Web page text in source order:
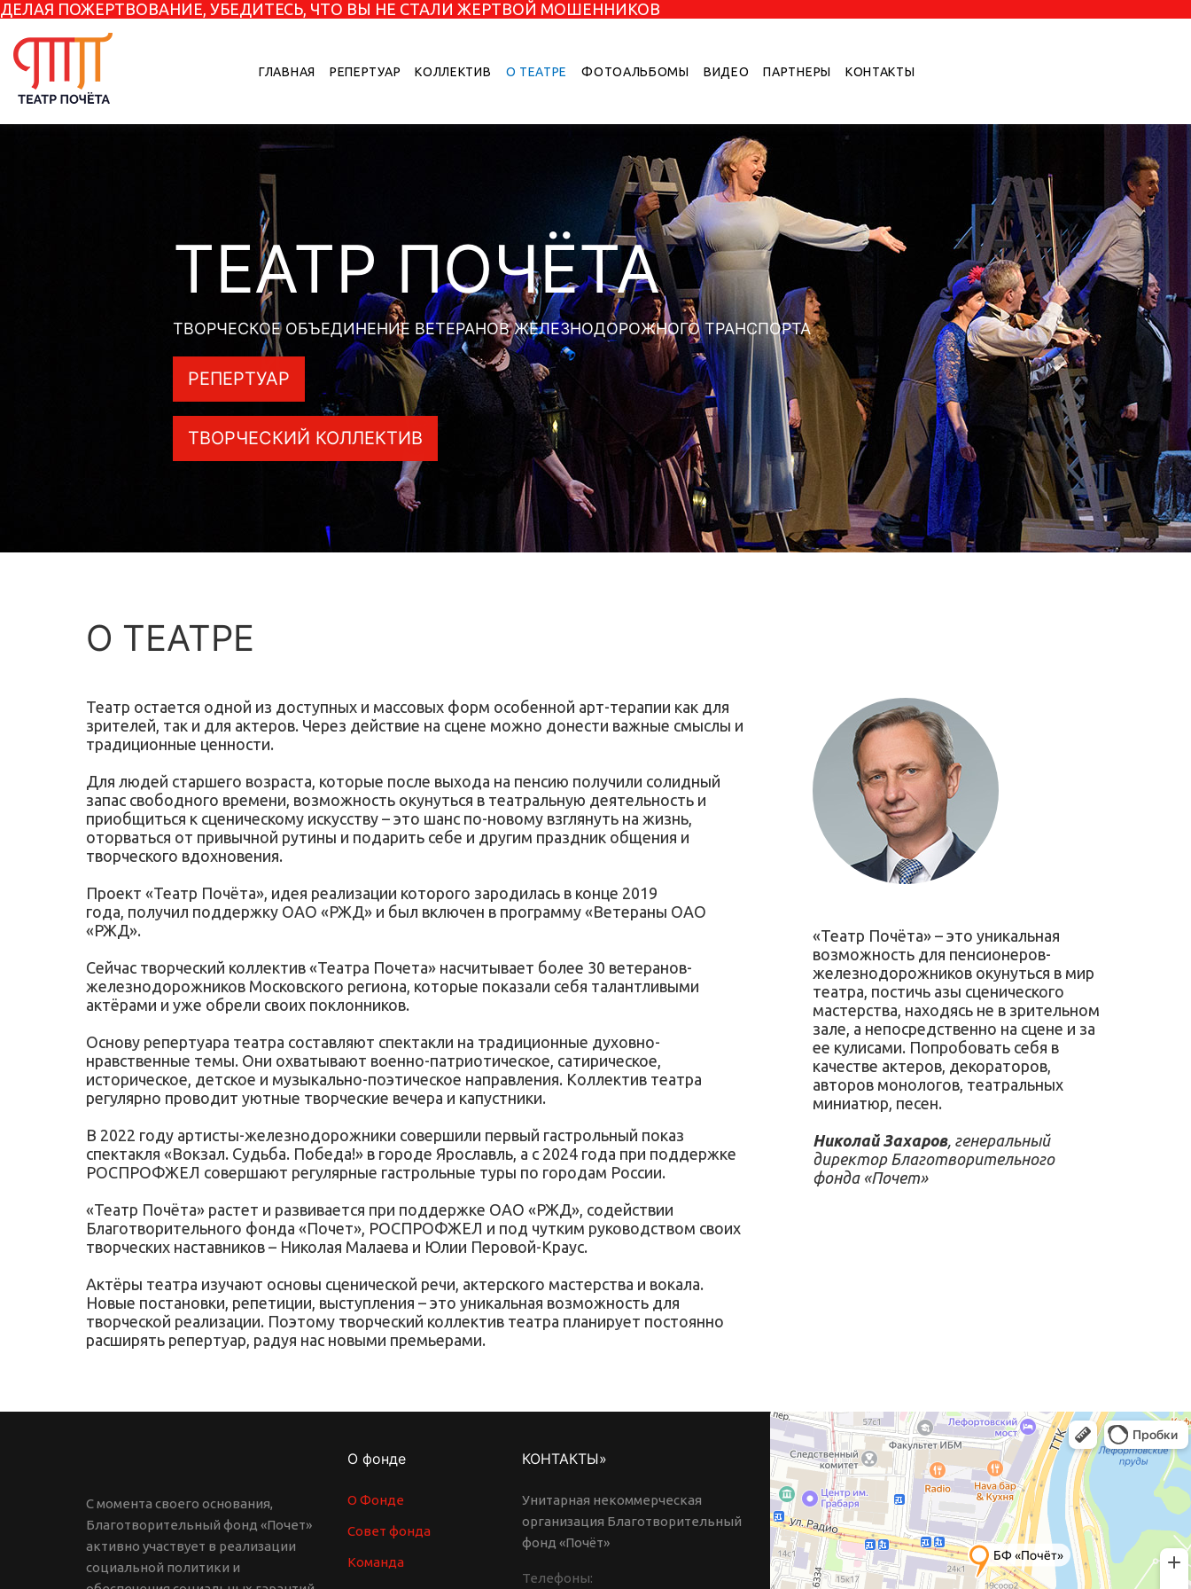
ДЕЛАЯ ПОЖЕРТВОВАНИЕ, УБЕДИТЕСЬ, ЧТО ВЫ НЕ СТАЛИ ЖЕРТВОЙ МОШЕННИКОВ
ГЛАВНАЯ РЕПЕРТУАР КОЛЛЕКТИВ О ТЕАТРЕ ФОТОАЛЬБОМЫ ВИДЕО ПАРТНЕРЫ КОНТАКТЫ
ТЕАТР ПОЧЁТА
ТВОРЧЕСКОЕ ОБЪЕДИНЕНИЕ ВЕТЕРАНОВ ЖЕЛЕЗНОДОРОЖНОГО ТРАНСПОРТА
РЕПЕРТУАР
ТВОРЧЕСКИЙ КОЛЛЕКТИВ
О ТЕАТРЕ
Театр остается одной из доступных и массовых форм особенной арт-терапии как для
зрителей, так и для актеров. Через действие на сцене можно донести важные смыслы и
традиционные ценности.
Для людей старшего возраста, которые после выхода на пенсию получили солидный
запас свободного времени, возможность окунуться в театральную деятельность и
приобщиться к сценическому искусству – это шанс по-новому взглянуть на жизнь,
оторваться от привычной рутины и подарить себе и другим праздник общения и
творческого вдохновения.
Проект «Театр Почёта», идея реализации которого зародилась в конце 2019
года, получил поддержку ОАО «РЖД» и был включен в программу «Ветераны ОАО
«РЖД».
Сейчас творческий коллектив «Театра Почета» насчитывает более 30 ветеранов-
железнодорожников Московского региона, которые показали себя талантливыми
актёрами и уже обрели своих поклонников.
Основу репертуара театра составляют спектакли на традиционные духовно-
нравственные темы. Они охватывают военно-патриотическое, сатирическое,
историческое, детское и музыкально-поэтическое направления. Коллектив театра
регулярно проводит уютные творческие вечера и капустники.
В 2022 году артисты-железнодорожники совершили первый гастрольный показ
спектакля «Вокзал. Судьба. Победа!» в городе Ярославль, а с 2024 года при поддержке
РОСПРОФЖЕЛ совершают регулярные гастрольные туры по городам России.
«Театр Почёта» растет и развивается при поддержке ОАО «РЖД», содействии
Благотворительного фонда «Почет», РОСПРОФЖЕЛ и под чутким руководством своих
творческих наставников – Николая Малаева и Юлии Перовой-Краус.
Актёры театра изучают основы сценической речи, актерского мастерства и вокала.
Новые постановки, репетиции, выступления – это уникальная возможность для
творческой реализации. Поэтому творческий коллектив театра планирует постоянно
расширять репертуар, радуя нас новыми премьерами.
«Театр Почёта» – это уникальная
возможность для пенсионеров-
железнодорожников окунуться в мир
театра, постичь азы сценического
мастерства, находясь не в зрительном
зале, а непосредственно на сцене и за
ее кулисами. Попробовать себя в
качестве актеров, декораторов,
авторов монологов, театральных
миниатюр, песен.
Николай Захаров, генеральный
директор Благотворительного
фонда «Почет»
С момента своего основания,
Благотворительный фонд «Почет»
активно участвует в реализации
социальной политики и
О фонде
О Фонде
Совет фонда
Команда
КОНТАКТЫ»
Унитарная некоммерческая
организация Благотворительный
фонд «Почёт»
Телефоны: